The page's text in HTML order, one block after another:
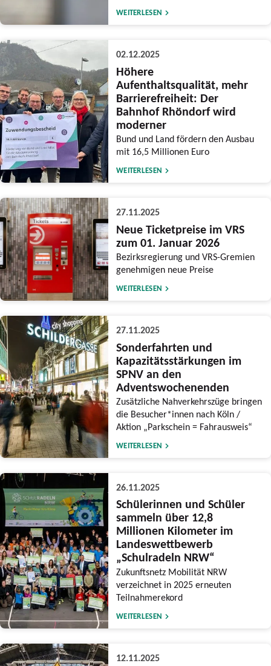
WEITERLESEN
02.12.2025
Höhere
Aufenthaltsqualität, mehr
Barrierefreiheit: Der
Bahnhof Rhöndorf wird
moderner
Bund und Land fördern den Ausbau
mit 16,5 Millionen Euro
WEITERLESEN
27.11.2025
Neue Ticketpreise im VRS
zum 01. Januar 2026
Bezirksregierung und VRS-Gremien
genehmigen neue Preise
WEITERLESEN
27.11.2025
Sonderfahrten und
Kapazitätsstärkungen im
SPNV an den
Adventswochenenden
Zusätzliche Nahverkehrszüge bringen
die Besucher*innen nach Köln /
Aktion „Parkschein = Fahrausweis“
WEITERLESEN
26.11.2025
Schülerinnen und Schüler
sammeln über 12,8
Millionen Kilometer im
Landeswettbewerb
„Schulradeln NRW“
Zukunftsnetz Mobilität NRW
verzeichnet in 2025 erneuten
Teilnahmerekord
WEITERLESEN
12.11.2025